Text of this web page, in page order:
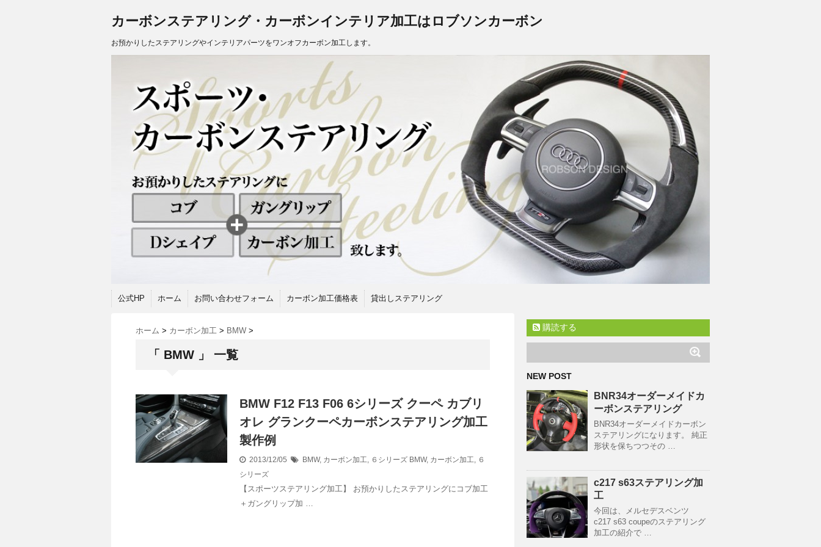
カーボンステアリング・カーボンインテリア加工はロブソンカーボン
お預かりしたステアリングやインテリアパーツをワンオフカーボン加工します。
公式HP ホーム お問い合わせフォーム カーボン加工価格表 貸出しステアリング
ホーム > カーボン加工 > BMW >
「 BMW 」 一覧
BMW F12 F13 F06 6シリーズ クーペ カブリ
オレ グランクーペカーボンステアリング加工
製作例
2013/12/05 BMW, カーボン加工, ６シリーズ BMW, カーボン加工, ６
シリーズ
【スポーツステアリング加工】 お預かりしたステアリングにコブ加工
＋ガングリップ加 …
購読する
NEW POST
BNR34オーダーメイドカ
ーボンステアリング
BNR34オーダーメイドカーボン
ステアリングになります。 純正
形状を保ちつつその …
c217 s63ステアリング加
工
今回は、メルセデスベンツ
c217 s63 coupeのステアリング
加工の紹介で …